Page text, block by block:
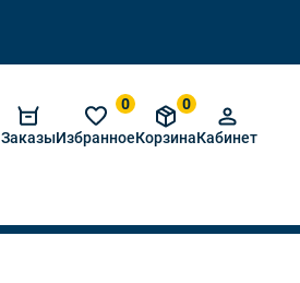
ЗаказыИзбранное
0
Корзина
0
Кабинет